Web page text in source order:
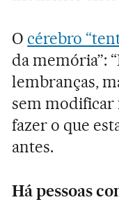
O cérebro
da memória”:
lembranças,
sem modificar
fazer o que
antes.
Há pessoas